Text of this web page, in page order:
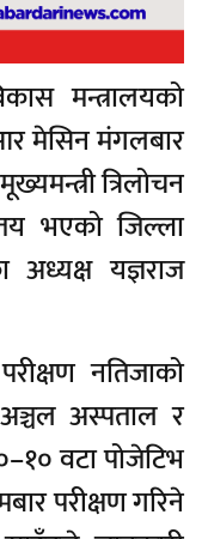
मन्त्रालयको
मेसिन मंगलबार
त्रिलोचन
भएको जिल्ला
अध्यक्ष यज्ञराज
नतिजाको
अस्पताल र
वटा पोजेटिभ
परीक्षण गरिने